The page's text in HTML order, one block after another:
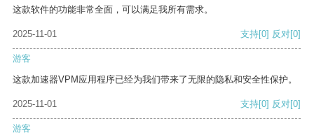
这款软件的功能非常全面，可以满足我所有需求。
2025-11-01 支持[0] 反对[0]
游客
这款加速器VPM应用程序已经为我们带来了无限的隐私和安全性保护。
2025-11-01 支持[0] 反对[0]
游客